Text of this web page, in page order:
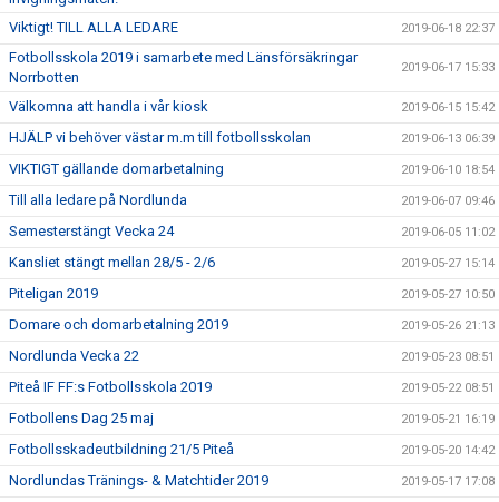
Viktigt! TILL ALLA LEDARE
2019-06-18 22:37
Fotbollsskola 2019 i samarbete med Länsförsäkringar
Norrbotten
2019-06-17 15:33
Välkomna att handla i vår kiosk 2019-06-15 15:42
HJÄLP vi behöver västar m.m till fotbollsskolan 2019-06-13 06:39
VIKTIGT gällande domarbetalning 2019-06-10 18:54
Till alla ledare på Nordlunda 2019-06-07 09:46
Semesterstängt Vecka 24 2019-06-05 11:02
Kansliet stängt mellan 28/5 - 2/6 2019-05-27 15:14
Piteligan 2019 2019-05-27 10:50
Domare och domarbetalning 2019 2019-05-26 21:13
Nordlunda Vecka 22 2019-05-23 08:51
Piteå IF FF:s Fotbollsskola 2019 2019-05-22 08:51
Fotbollens Dag 25 maj 2019-05-21 16:19
Fotbollsskadeutbildning 21/5 Piteå 2019-05-20 14:42
Nordlundas Tränings- & Matchtider 2019 2019-05-17 17:08